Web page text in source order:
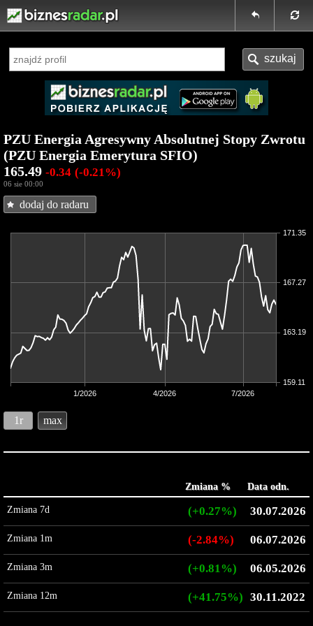
PZU Energia Agresywny Absolutnej Stopy Zwrotu
(PZU Energia Emerytura SFIO)
165.49 -0.34 (-0.21%)
06 sie 00:00
dodaj do radaru
1/2026 4/2026 7/2026
159.11
163.19
167.27
171.35
1r max
Zmiana % Data odn.
Zmiana 7d (+0.27%) 30.07.2026
Zmiana 1m (-2.84%) 06.07.2026
Zmiana 3m (+0.81%) 06.05.2026
Zmiana 12m (+41.75%) 30.11.2022